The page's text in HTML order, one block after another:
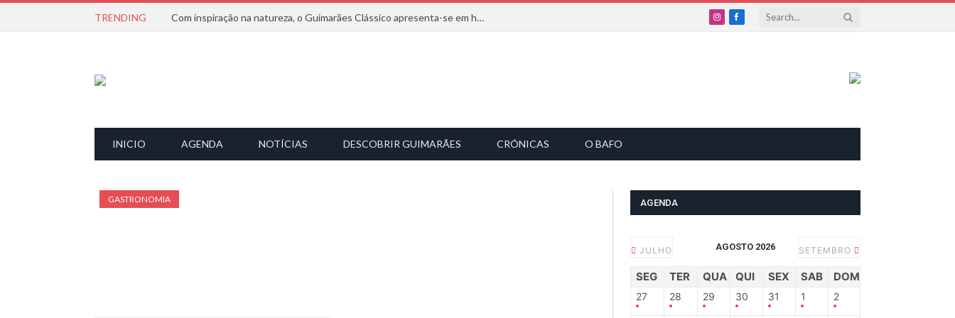
TRENDING Com inspiração na natureza, o Guimarães Clássico apresenta-se em harmonia musical
InstagramFacebook
INICIO AGENDA NOTÍCIAS DESCOBRIR GUIMARÃES CRÓNICAS O BAFO
GASTRONOMIA AGENDA
JULHO AGOSTO 2026 SETEMBRO
SEG TER QUA QUI SEX SAB DOM
27 28 29 30 31 1 2